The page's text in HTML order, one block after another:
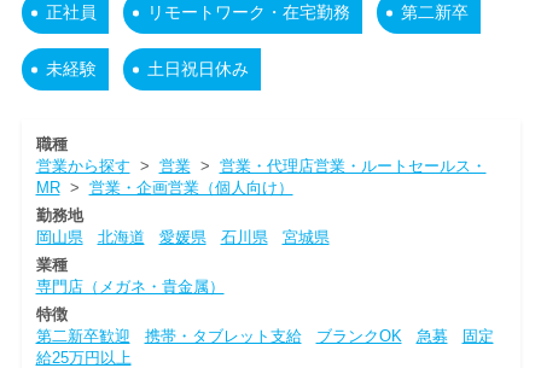
正社員 リモートワーク・在宅勤務 第二新卒
未経験 土日祝日休み
職種
営業から探す > 営業> 営業・代理店営業・ルートセールス・
MR> 営業・企画営業（個人向け）
勤務地
岡山県
北海道 愛媛県 石川県
宮城県
業種
専門店（メガネ・貴金属）
特徴
第二新卒歓迎
携帯・タブレット支給 ブランクOK 急募
固定
給25万円以上